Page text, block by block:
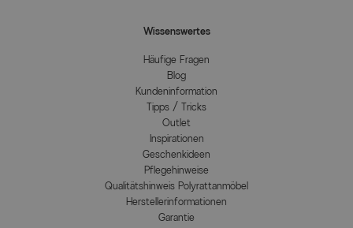
Wissenswertes
Häufige Fragen
Blog
Kundeninformation
Tipps / Tricks
Outlet
Inspirationen
Geschenkideen
Pflegehinweise
Qualitätshinweis Polyrattanmöbel
Herstellerinformationen
Garantie